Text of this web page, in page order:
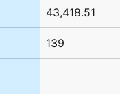
43,418.51
139